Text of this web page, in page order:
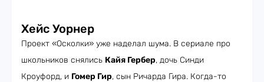
Хейс Уорнер
Проект «Осколки» уже наделал шума. В сериале про
школьников снялись Кайя Гербер, дочь Синди
Кроуфорд, и Гомер Гир, сын Ричарда Гира. Когда-то